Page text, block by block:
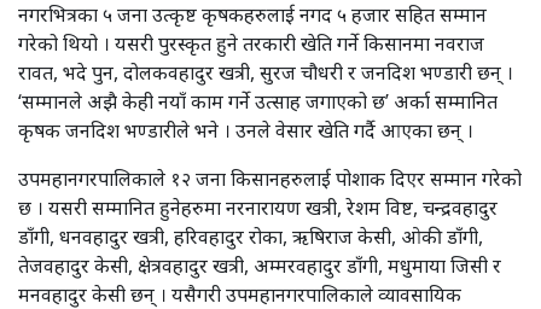
नगरभित्रका ५ जना उत्कृष्ट कृषकहरुलाई नगद ५ हजार सहित सम्मान
गरेको थियो । यसरी पुरस्कृत हुने तरकारी खेति गर्ने किसानमा नवराज
रावत, भदे पुन, दोलकवहादुर खत्री, सुरज चौधरी र जनदिश भण्डारी छन् ।
‘सम्मानले अझै केही नयाँ काम गर्ने उत्साह जगाएको छ’ अर्का सम्मानित
कृषक जनदिश भण्डारीले भने । उनले वेसार खेति गर्दै आएका छन् ।
उपमहानगरपालिकाले १२ जना किसानहरुलाई पोशाक दिएर सम्मान गरेको
छ । यसरी सम्मानित हुनेहरुमा नरनारायण खत्री, रेशम विष्ट, चन्द्रवहादुर
डाँगी, धनवहादुर खत्री, हरिवहादुर रोका, ऋषिराज केसी, ओकी डाँगी,
तेजवहादुर केसी, क्षेत्रवहादुर खत्री, अम्मरवहादुर डाँगी, मधुमाया जिसी र
मनवहादुर केसी छन् । यसैगरी उपमहानगरपालिकाले व्यावसायिक